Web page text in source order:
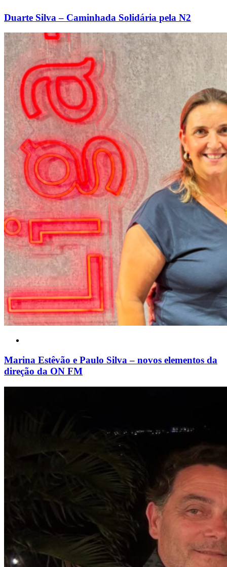
Duarte Silva – Caminhada Solidária pela N2
Marina Estêvão e Paulo Silva – novos elementos da
direção da ON FM